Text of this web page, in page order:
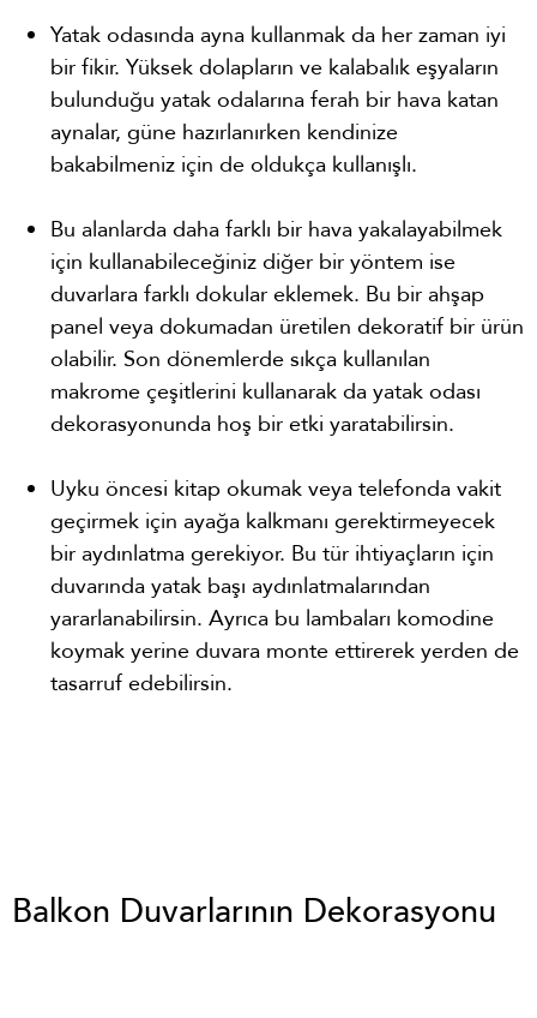
Yatak odasında ayna kullanmak da her zaman iyi
bir fikir. Yüksek dolapların ve kalabalık eşyaların
bulunduğu yatak odalarına ferah bir hava katan
aynalar, güne hazırlanırken kendinize
bakabilmeniz için de oldukça kullanışlı.
Bu alanlarda daha farklı bir hava yakalayabilmek
için kullanabileceğiniz diğer bir yöntem ise
duvarlara farklı dokular eklemek. Bu bir ahşap
panel veya dokumadan üretilen dekoratif bir ürün
olabilir. Son dönemlerde sıkça kullanılan
makrome çeşitlerini kullanarak da yatak odası
dekorasyonunda hoş bir etki yaratabilirsin.
Uyku öncesi kitap okumak veya telefonda vakit
geçirmek için ayağa kalkmanı gerektirmeyecek
bir aydınlatma gerekiyor. Bu tür ihtiyaçların için
duvarında yatak başı aydınlatmalarından
yararlanabilirsin. Ayrıca bu lambaları komodine
koymak yerine duvara monte ettirerek yerden de
tasarruf edebilirsin.
Balkon Duvarlarının Dekorasyonu